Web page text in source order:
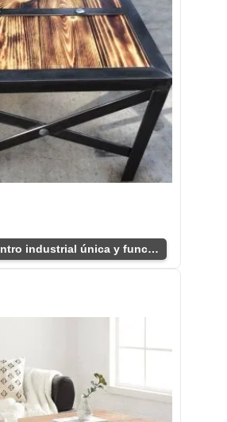
Mesa de centro industrial única y funcional